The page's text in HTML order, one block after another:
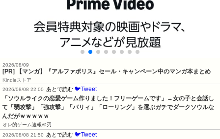
2026/08/09
[PR] 【マンガ】『アルファポリス』セール・キャンペーン中のマンガ本まとめ
Kindleストア
2026/08/08 22:00
あとで読む 🐦Tweet
「ソウルライクの恋愛ゲーム作りました！フリーゲームです」→女の子と会話し
て「弱攻撃」「強攻撃」「パリィ」「ローリング」を選ぶガチでダークソウルな
んだがｗｗｗｗｗ
オレ的ゲーム速報＠刃
2026/08/08 21:50
あとで読む 🐦Tweet